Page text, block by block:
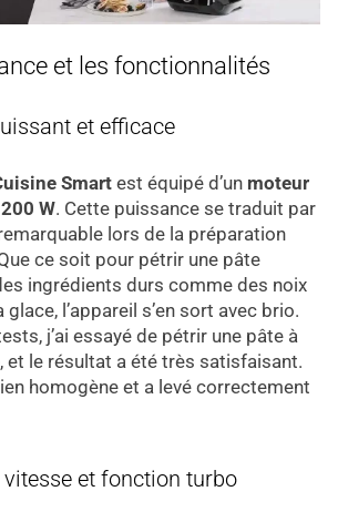
et les fonctionnalités
et efficace
Smartest équipé d’un moteur
W. Cette puissance se traduit par
lors de la préparation
ce soit pour pétrir une pâte
ingrédients durs comme des noix
l’appareil s’en sort avec brio.
j’ai essayé de pétrir une pâte à
et le résultat a été très satisfaisant.
homogène et a levé correctement
vitesse et fonction turbo